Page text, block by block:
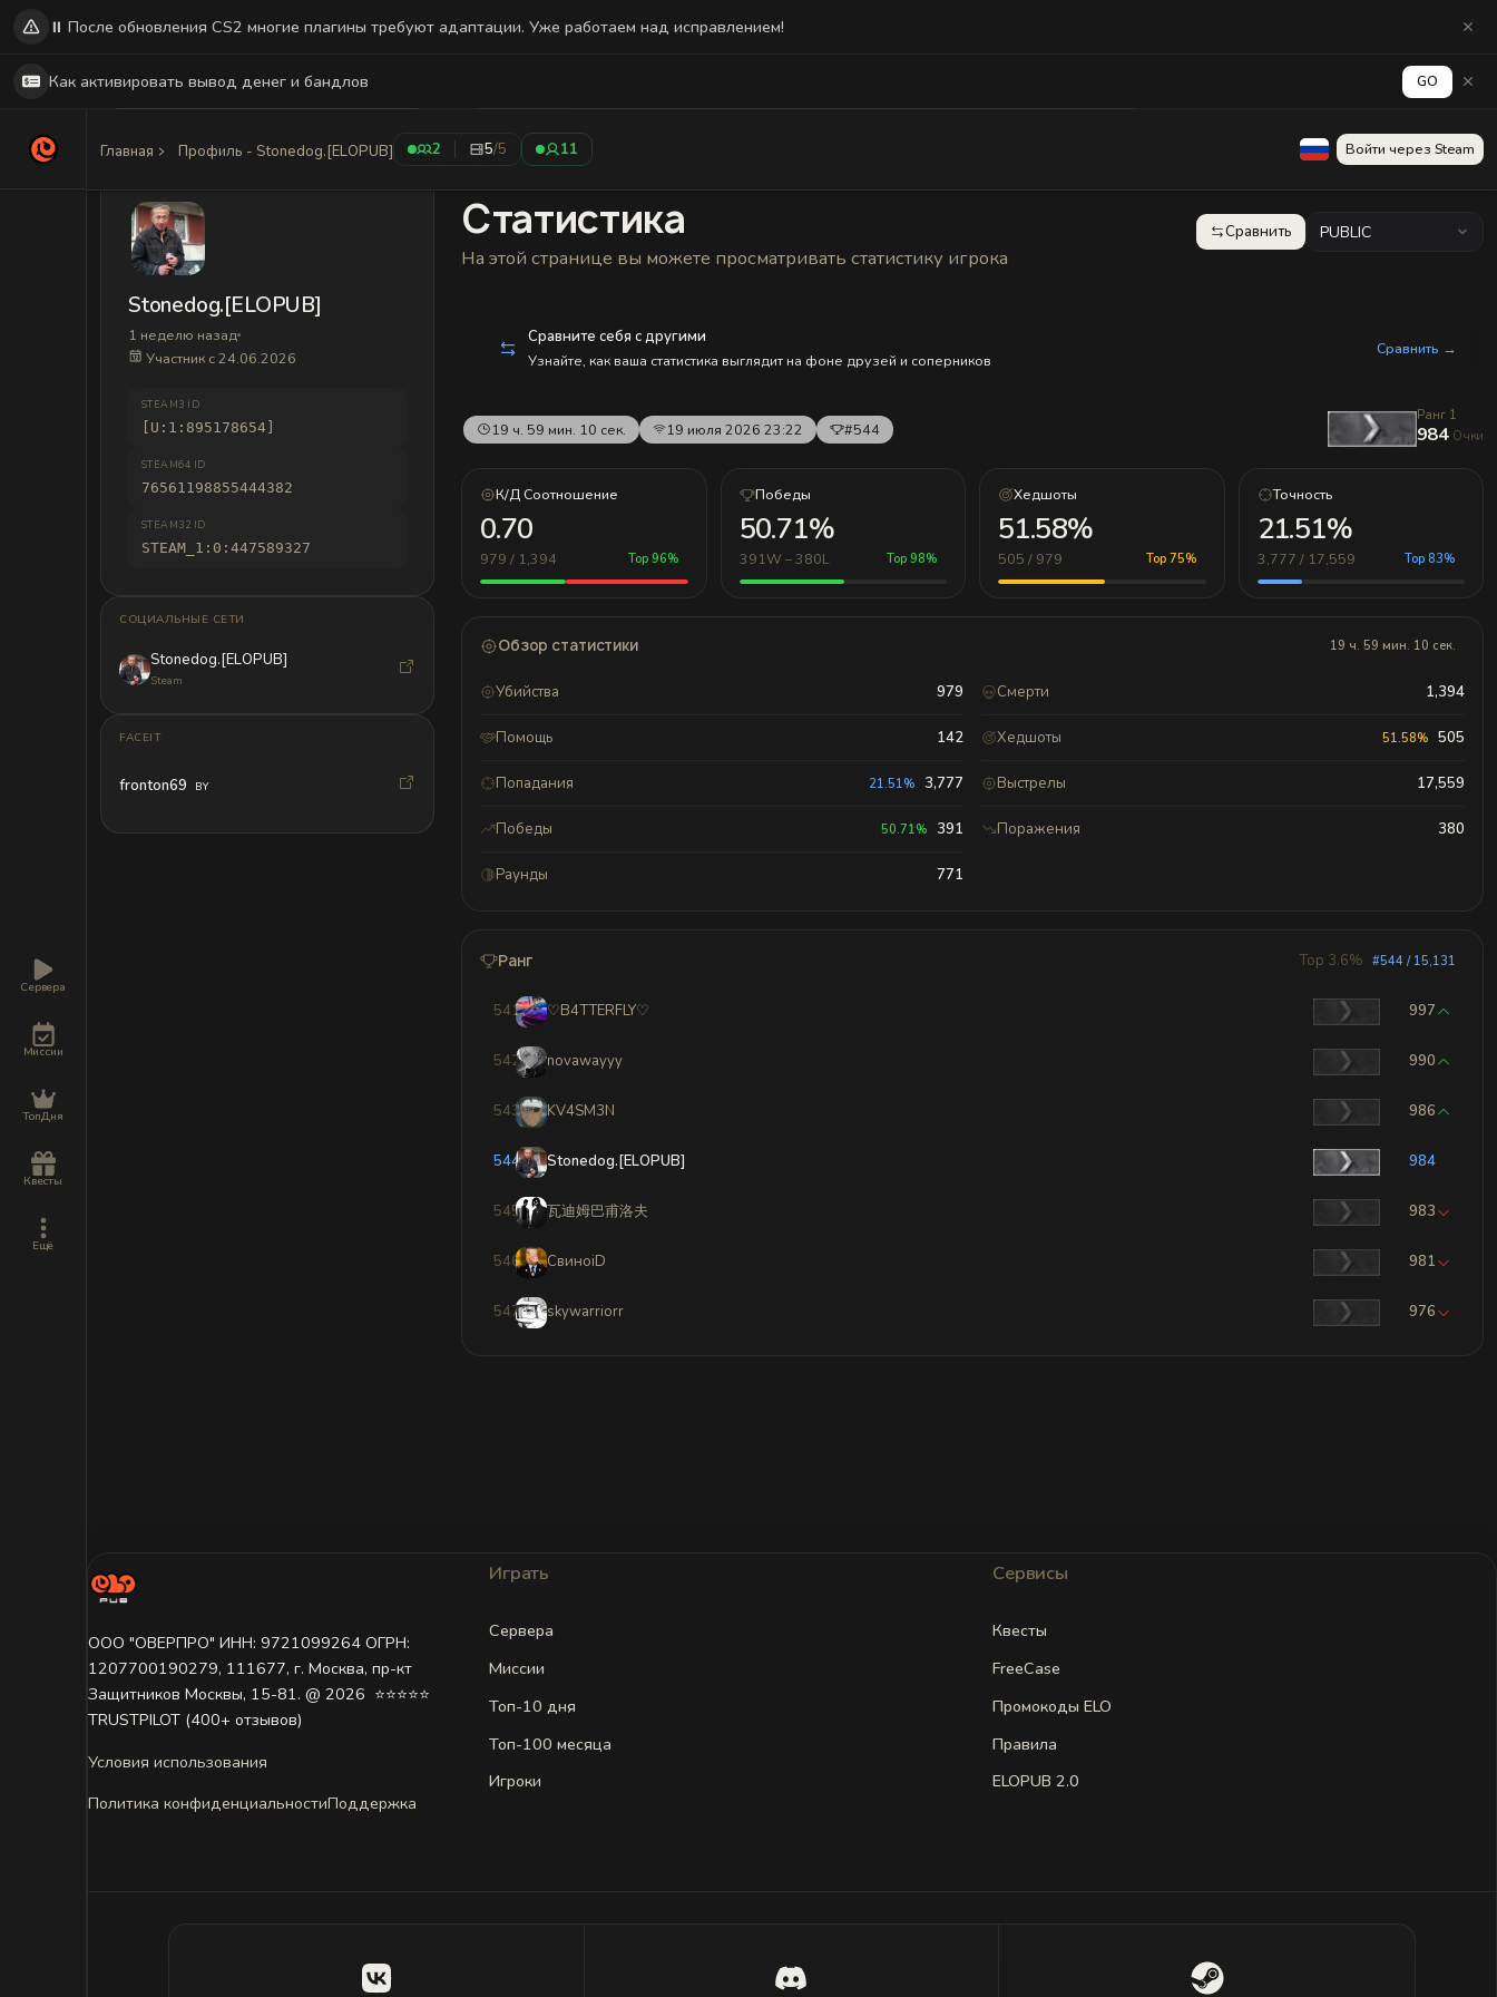
Сервера
Миссии
ТопДня
Квесты
Ещё
Главная Профиль - Stonedog.[ELOPUB] 2 5/5 11 Войти через Steam
Stonedog.[ELOPUB]
1 неделю назад
Участник с 24.06.2026
STEAM3 ID
[U:1:895178654]
STEAM64 ID
76561198855444382
STEAM32 ID
STEAM_1:0:447589327
СОЦИАЛЬНЫЕ СЕТИ
Stonedog.[ELOPUB]
Steam
FACEIT
fronton69 BY
Статистика
Статистика
На этой странице вы можете просматривать статистику игрока
Сравнить PUBLIC
Сравните себя с другими
Узнайте, как ваша статистика выглядит на фоне друзей и соперников
Сравнить →
19 ч. 59 мин. 10 сек. 19 июля 2026 23:22 #544
Ранг 1
984 Очки
К/Д Соотношение
0.70
979 / 1,394 Top 96%
Победы
50.71%
391W – 380L Top 98%
Хедшоты
51.58%
505 / 979 Top 75%
Точность
21.51%
3,777 / 17,559 Top 83%
Обзор статистики 19 ч. 59 мин. 10 сек.
Убийства 979 Смерти 1,394
Помощь 142 Хедшоты 51.58% 505
Попадания 21.51% 3,777 Выстрелы 17,559
Победы 50.71% 391 Поражения 380
Раунды 771
Ранг Top 3.6% #544 / 15,131
541 ♡B4TTERFLY♡ 997
542 novawayyy 990
543 KV4SM3N 986
544 Stonedog.[ELOPUB] 984
545 瓦迪姆巴甫洛夫 983
546 СвиноiD 981
547 skywarriorr 976
ООО "ОВЕРПРО" ИНН: 9721099264 ОГРН:
1207700190279, 111677, г. Москва, пр-кт
Защитников Москвы, 15-81. @ 2026 ㅤ ⭐⭐⭐⭐⭐
TRUSTPILOT (400+ отзывов)
Условия использования
Политика конфиденциальностиПоддержка
Играть
Сервера
Миссии
Топ-10 дня
Топ-100 месяца
Игроки
Сервисы
Квесты
FreeCase
Промокоды ELO
Правила
ELOPUB 2.0
⏸️ После обновления CS2 многие плагины требуют адаптации. Уже работаем над исправлением!
Как активировать вывод денег и бандлов GO